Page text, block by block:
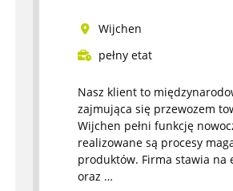
Wijchen
pełny etat
Nasz klient to
zajmująca się przewozem
Wijchen pełni funkcję
realizowane są procesy
produktów. Firma stawia na
oraz …